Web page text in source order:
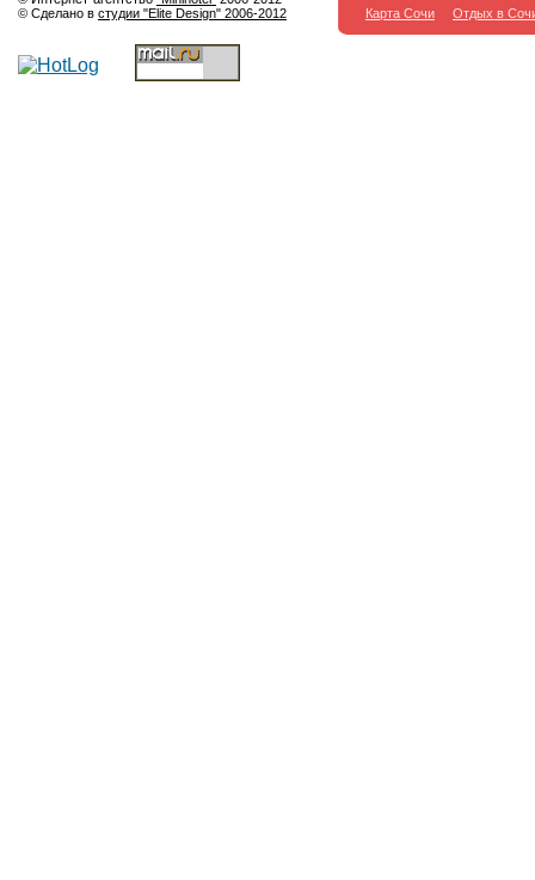
© Сделано в студии "Elite Design" 2006-2012 Карта Сочи Отдых в